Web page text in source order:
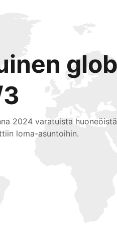
2024 varatuista huoneöistä
loma-asuntoihin.